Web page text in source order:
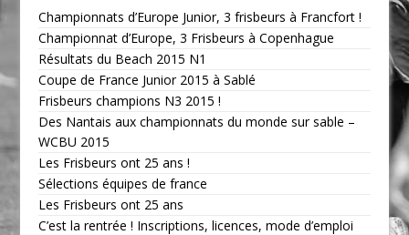
Championnats d’Europe Junior, 3 frisbeurs à Francfort !
Championnat d’Europe, 3 Frisbeurs à Copenhague
Résultats du Beach 2015 N1
Coupe de France Junior 2015 à Sablé
Frisbeurs champions N3 2015 !
Des Nantais aux championnats du monde sur sable –
WCBU 2015
Les Frisbeurs ont 25 ans !
Sélections équipes de france
Les Frisbeurs ont 25 ans
C’est la rentrée ! Inscriptions, licences, mode d’emploi